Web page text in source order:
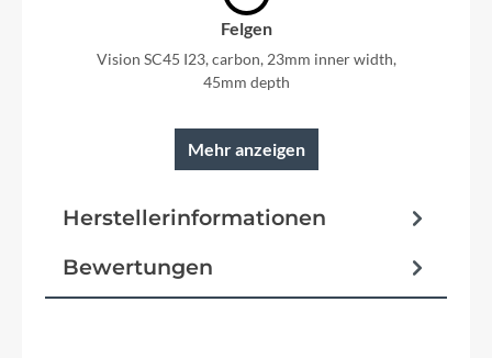
Felgen
Vision SC45 I23, carbon, 23mm inner width,
45mm depth
Rahmen
routing, 12x142 thru-axle, BSA 68mm threaded
BB, flat mount disc, integrated seat binder, UDH
Mehr anzeigen
Herstellerinformationen
Bewertungen